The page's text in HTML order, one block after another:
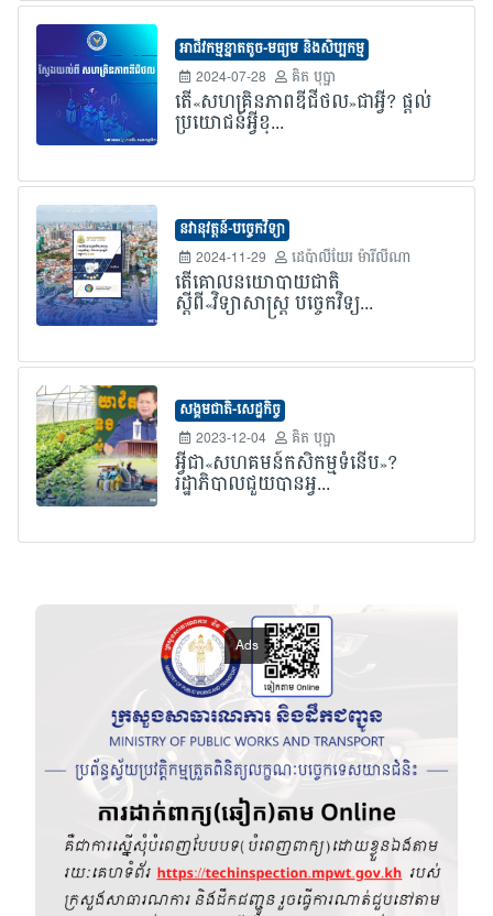
អាជីវកម្មខ្នាតតូច-មធ្យម និងសិប្បកម្ម
2024-07-28
គិត បុប្ផា
តើ«សហគ្រិនភាពឌីជីថល»ជាអ្វី? ផ្តល់
ប្រយោជន៍អ្វីខ្...
នវានុវត្តន៍-បច្ចេកវិទ្យា
2024-11-29
ដេប៉ាលីយែរ ម៉ារីលីណា
តើគោលនយោបាយជាតិ
ស្តីពី«វិទ្យាសាស្ត្រ បច្ចេកវិទ្យ...
សង្គមជាតិ-សេដ្ឋកិច្ច
2023-12-04
គិត បុប្ផា
អ្វីជា«សហគមន៍កសិកម្មទំនើប»?
រដ្ឋាភិបាលជួយបានអ្វ...